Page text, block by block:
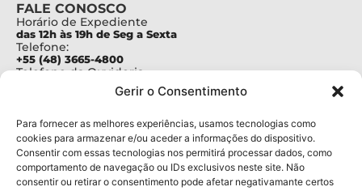
Gerir o Consentimento
Para fornecer as melhores experiências, usamos tecnologias como
cookies para armazenar e/ou aceder a informações do dispositivo.
Consentir com essas tecnologias nos permitirá processar dados, como
comportamento de navegação ou IDs exclusivos neste site. Não
consentir ou retirar o consentimento pode afetar negativamante certos
FALE CONOSCO
Horário de Expediente
das 12h às 19h de Seg a Sexta
Telefone:
+55 (48) 3665-4800
Telefone da Ouvidoria
Para assuntos relacionados à Pesquisa
pesquisa@fapesc.sc.gov.br
Para assuntos relacionados à Inovação
inovacao@fapesc.sc.gov.br
Para assuntos relacionados à Bolsas
bolsas@fapesc.sc.gov.br